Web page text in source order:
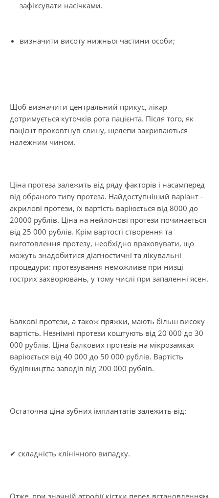
зафіксувати насічками.
визначити висоту нижньої частини особи;
Щоб визначити центральний прикус, лікар
дотримується куточків рота пацієнта. Після того, як
пацієнт проковтнув слину, щелепи закриваються
належним чином.
Ціна протеза залежить від ряду факторів і насамперед
від обраного типу протеза. Найдоступніший варіант -
акрилові протези, їх вартість варіюється від 8000 до
20000 рублів. Ціна на нейлонові протези починається
від 25 000 рублів. Крім вартості створення та
виготовлення протезу, необхідно враховувати, що
можуть знадобитися діагностичні та лікувальні
процедури: протезування неможливе при низці
гострих захворювань, у тому числі при запаленні ясен.
Балкові протези, а також пряжки, мають більш високу
вартість. Незнімні протези коштують від 20 000 до 30
000 рублів. Ціна балкових протезів на мікрозамках
варіюється від 40 000 до 50 000 рублів. Вартість
будівництва заводів від 200 000 рублів.
Остаточна ціна зубних імплантатів залежить від:
✔ складність клінічного випадку.
Отже, при значній атрофії кістки перед встановленням